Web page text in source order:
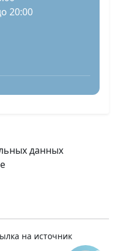
20:00
данных
на источник